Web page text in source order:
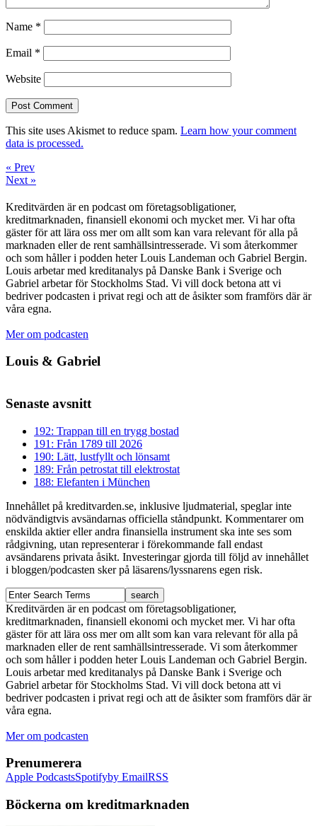
Name *
Email *
Website
This site uses Akismet to reduce spam. Learn how your comment
data is processed.
« Prev
Next »
Kreditvärden är en podcast om företagsobligationer,
kreditmarknaden, finansiell ekonomi och mycket mer. Vi har ofta
gäster för att lära oss mer om allt som kan vara relevant för alla på
marknaden eller de rent samhällsintresserade. Vi som återkommer
och som håller i podden heter Louis Landeman och Gabriel Bergin.
Louis arbetar med kreditanalys på Danske Bank i Sverige och
Gabriel arbetar för Stockholms Stad. Vi vill dock betona att vi
bedriver podcasten i privat regi och att de åsikter som framförs där är
våra egna.
Mer om podcasten
Louis & Gabriel
Senaste avsnitt
192: Trappan till en trygg bostad
191: Från 1789 till 2026
190: Lätt, lustfyllt och lönsamt
189: Från petrostat till elektrostat
188: Elefanten i München
Innehållet på kreditvarden.se, inklusive ljudmaterial, speglar inte
nödvändigtvis avsändarnas officiella ståndpunkt. Kommentarer om
enskilda aktier eller andra finansiella instrument ska inte ses som
rådgivning, utan representerar i förekommande fall endast
avsändarens privata åsikt. Investeringar gjorda till följd av innehållet
i bloggen/podcasten sker på läsarens/lyssnarens egen risk.
Kreditvärden är en podcast om företagsobligationer,
kreditmarknaden, finansiell ekonomi och mycket mer. Vi har ofta
gäster för att lära oss mer om allt som kan vara relevant för alla på
marknaden eller de rent samhällsintresserade. Vi som återkommer
och som håller i podden heter Louis Landeman och Gabriel Bergin.
Louis arbetar med kreditanalys på Danske Bank i Sverige och
Gabriel arbetar för Stockholms Stad. Vi vill dock betona att vi
bedriver podcasten i privat regi och att de åsikter som framförs där är
våra egna.
Mer om podcasten
Prenumerera
Apple PodcastsSpotifyby EmailRSS
Böckerna om kreditmarknaden